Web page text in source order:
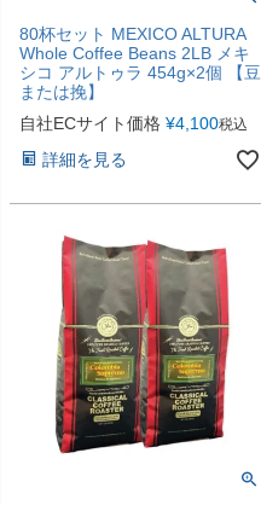
80杯セット MEXICO ALTURA
Whole Coffee Beans 2LB メキ
シコ アルトゥラ 454g×2個 【豆
または挽】
自社ECサイト価格 ¥4,100税込
詳細を見る